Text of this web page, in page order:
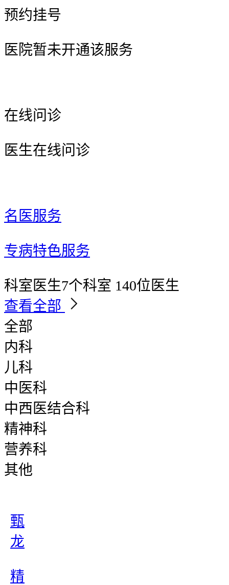
预约挂号
医院暂未开通该服务
在线问诊
医生在线问诊
名医服务
专病特色服务
科室医生7个科室 140位医生
查看全部
全部
内科
儿科
中医科
中西医结合科
精神科
营养科
其他
甄
龙
精